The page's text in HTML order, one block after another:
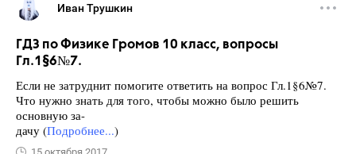
Иван Трушкин
ГДЗ по Физике Громов 10 класс, вопросы
Гл.1§6№7.
Если не затруднит помогите ответить на вопрос Гл.1§6№7.
Что нужно знать для того, чтобы можно было решить
основную за-
дачу (Подробнее...)